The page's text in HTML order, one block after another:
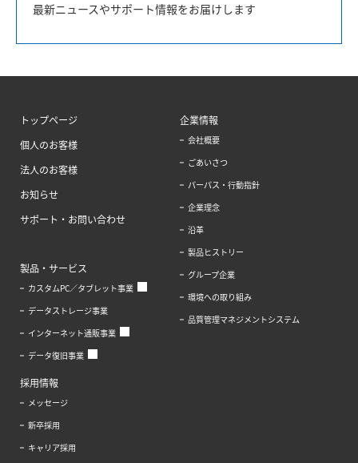
最新ニュースやサポート情報をお届けします
トップページ
個人のお客様
法人のお客様
お知らせ
サポート・お問い合わせ
製品・サービス
カスタムPC／タブレット事業
データストレージ事業
インターネット通販事業
データ復旧事業
企業情報
会社概要
ごあいさつ
パーパス・行動指針
企業理念
沿革
製品ヒストリー
グループ企業
環境への取り組み
品質管理マネジメントシステム
採用情報
メッセージ
新卒採用
キャリア採用